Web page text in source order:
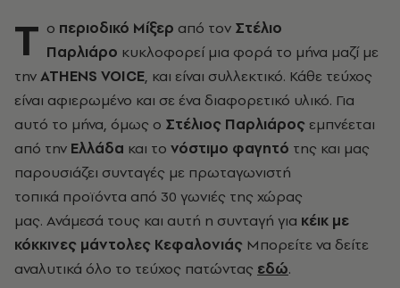
T o περιοδικό Μίξερ από τον Στέλιο
Παρλιάρο κυκλοφορεί μια φορά το μήνα μαζί με
τηνATHENS VOICE, και είναι συλλεκτικό. Κάθε τεύχος
είναι αφιερωμένο και σε ένα διαφορετικό υλικό. Για
αυτό το μήνα, όμως ο Στέλιος Παρλιάρος εμπνέεται
από την Ελλάδα και το νόστιμο φαγητό της και μας
παρουσιάζει συνταγές με πρωταγωνιστή
τοπικά προϊόντα από 30 γωνιές της χώρας
μας. Ανάμεσά τους και αυτή η συνταγή για κέικ με
κόκκινες μάντολες Κεφαλονιάς Μπορείτε να δείτε
αναλυτικά όλο το τεύχος πατώντας εδώ.